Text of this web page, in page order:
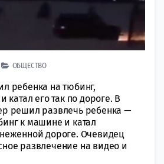
ОБЩЕСТВО
ребенка на тюбинг,
катал его так по дороге. В
решил развлечь ребенка —
к машине и катал
дороге. Очевидец
развлечение на видео и